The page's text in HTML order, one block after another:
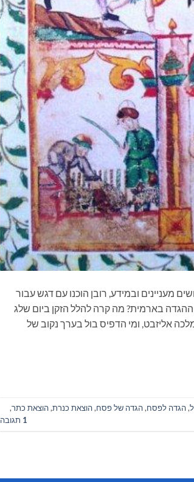
מעניינים ובמידע, רובן הוכנו עם דגש עבור
בארמית? מה קרה להלל הזקן ביום שלג
אליזבט, ומי הדפיס בול בערך נקוב של
,הגדה לפסח,הגדה של פסח,הוצאת כנרת,הוצאת כתר,
1 תגובה